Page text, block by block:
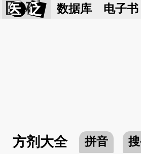
医 砭 数据库 电子书
方剂大全 拼音